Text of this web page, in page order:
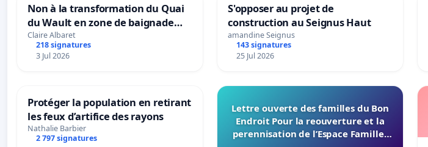
Non à la transformation du Quai
du Wault en zone de baignade
urbaine
Claire Albaret
218 signatures
3 Jul 2026
S'opposer au projet de
construction au Seignus Haut
amandine Seignus
143 signatures
25 Jul 2026
Protéger la population en retirant
les feux d’artifice des rayons
Nathalie Barbier
2 797 signatures
Lettre ouverte des familles du Bon
Endroit Pour la reouverture et la
perennisation de l’Espace Familles